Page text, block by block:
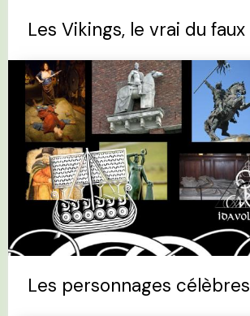
Les Vikings, le vrai du faux
Les personnages célèbres